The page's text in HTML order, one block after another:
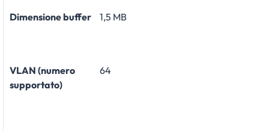
Dimensione buffer 1,5 MB
VLAN (numero
supportato)
64